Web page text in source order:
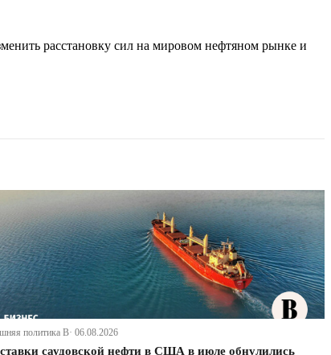
расстановку сил на мировом нефтяном рынке и
политика В· 06.08.2026
саудовской нефти в США в июле обнулились